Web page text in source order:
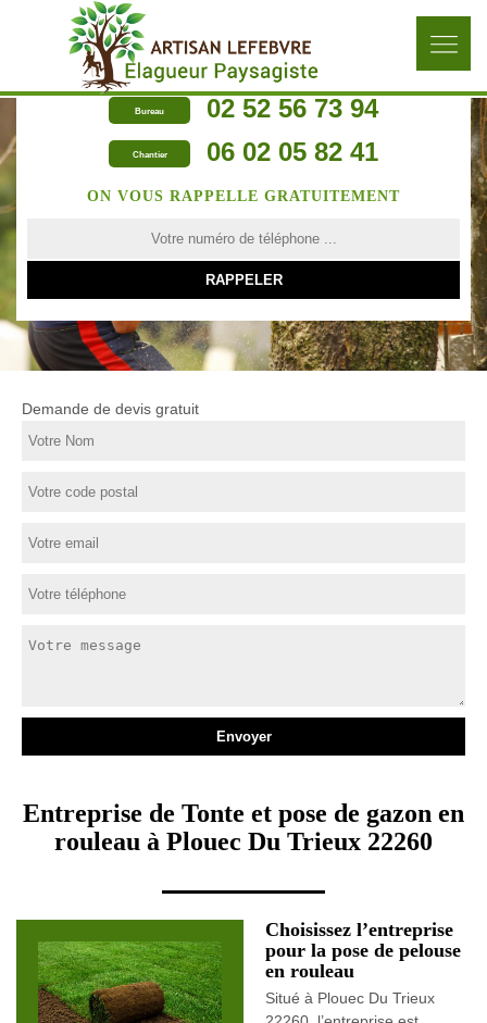
Bureau 02 52 56 73 94
Chantier 06 02 05 82 41
ON VOUS RAPPELLE GRATUITEMENT
Demande de devis gratuit
Entreprise de Tonte et pose de gazon en
rouleau à Plouec Du Trieux 22260
Choisissez l’entreprise
pour la pose de pelouse
en rouleau
Situé à Plouec Du Trieux